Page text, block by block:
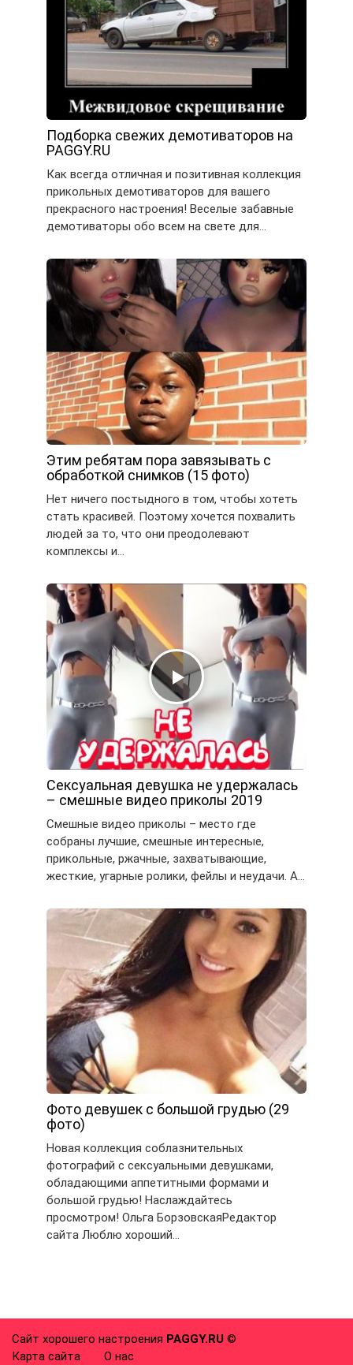
Подборка свежих демотиваторов на
PAGGY.RU
Как всегда отличная и позитивная коллекция
прикольных демотиваторов для вашего
прекрасного настроения! Веселые забавные
демотиваторы обо всем на свете для…
Этим ребятам пора завязывать с
обработкой снимков (15 фото)
Нет ничего постыдного в том, чтобы хотеть
стать красивей. Поэтому хочется похвалить
людей за то, что они преодолевают
комплексы и…
Сексуальная девушка не удержалась
– смешные видео приколы 2019
Смешные видео приколы – место где
собраны лучшие, смешные интересные,
прикольные, ржачные, захватывающие,
жесткие, угарные ролики, фейлы и неудачи. А…
Фото девушек с большой грудью (29
фото)
Новая коллекция соблазнительных
фотографий с сексуальными девушками,
обладающими аппетитными формами и
большой грудью! Наслаждайтесь
просмотром! Ольга БорзовскаяРедактор
сайта Люблю хороший…
Сайт хорошего настроения PAGGY.RU ©
Карта сайта
О нас